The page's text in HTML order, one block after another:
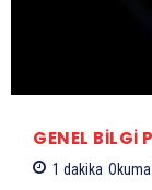
GENEL BILGI
1 dakika